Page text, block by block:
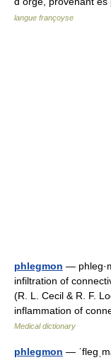
langue françoyse
phlegmon —
infiltration of
(R. L. Cecil & R. F.
inflammation of
Medical dictionary
phlegmon —